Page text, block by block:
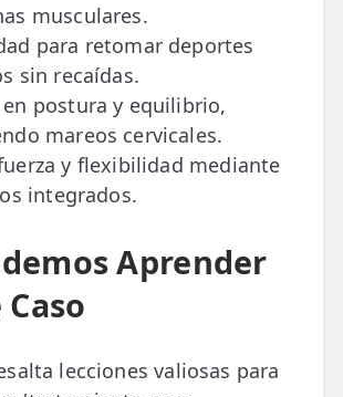
musculares.
para retomar deportes
sin recaídas.
postura y equilibrio,
mareos cervicales.
y flexibilidad mediante
integrados.
Aprender
lecciones valiosas para